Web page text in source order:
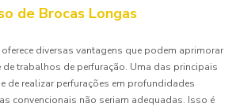
de Brocas Longas
diversas vantagens que podem aprimorar
de trabalhos de perfuração. Uma das principais
de realizar perfurações em profundidades
convencionais não seriam adequadas. Isso é